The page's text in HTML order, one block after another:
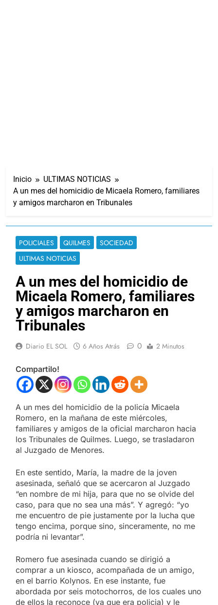
Inicio
ULTIMAS NOTICIAS
A un mes del homicidio de Micaela Romero, familiares
y amigos marcharon en Tribunales
POLICIALES QUILMES
SOCIEDAD
ULTIMAS NOTICIAS
A un mes del homicidio de
Micaela Romero, familiares
y amigos marcharon en
Tribunales
Diario EL SOL 6 Años Atrás 0 2 Minutos
Compartilo!
A un mes del homicidio de la policía Micaela
Romero, en la mañana de este miércoles,
familiares y amigos de la oficial marcharon hacia
los Tribunales de Quilmes. Luego, se trasladaron
al Juzgado de Menores.
En este sentido, María, la madre de la joven
asesinada, señaló que se acercaron al Juzgado
“en nombre de mi hija, para que no se olvide del
caso, para que no sea una más”. Y agregó: “yo
me encuentro de pie justamente por la lucha que
tengo encima, porque sino, sinceramente, no me
podría ni levantar”.
Romero fue asesinada cuando se dirigió a
comprar a un kiosco, acompañada de un amigo,
en el barrio Kolynos. En ese instante, fue
abordada por seis motochorros, de los cuales uno
de ellos la reconoce (ya que era policia) y le